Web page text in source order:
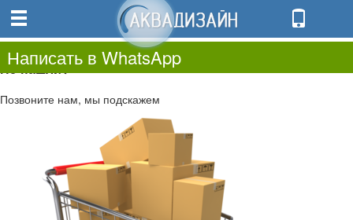
0.00
0
Не нашли?
Позвоните нам, мы подскажем
Написать в WhatsApp